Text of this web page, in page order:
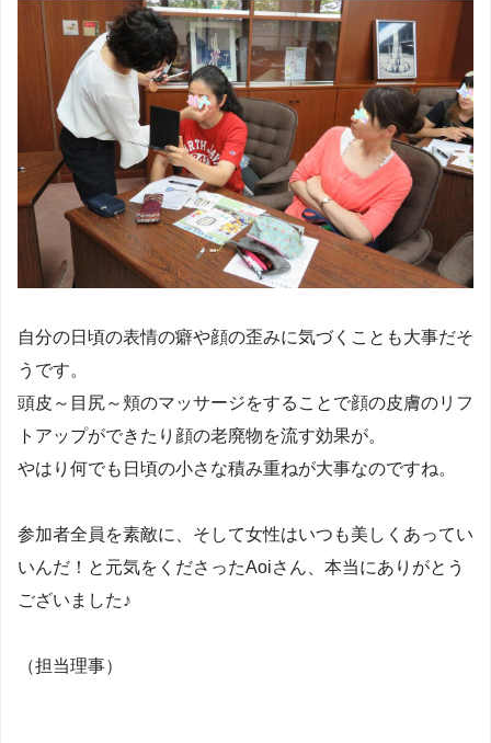
自分の日頃の表情の癖や顔の歪みに気づくことも大事だそ
うです。
頭皮～目尻～頬のマッサージをすることで顔の皮膚のリフ
トアップができたり顔の老廃物を流す効果が。
やはり何でも日頃の小さな積み重ねが大事なのですね。
参加者全員を素敵に、そして女性はいつも美しくあってい
いんだ！と元気をくださったAoiさん、本当にありがとう
ございました♪
（担当理事）